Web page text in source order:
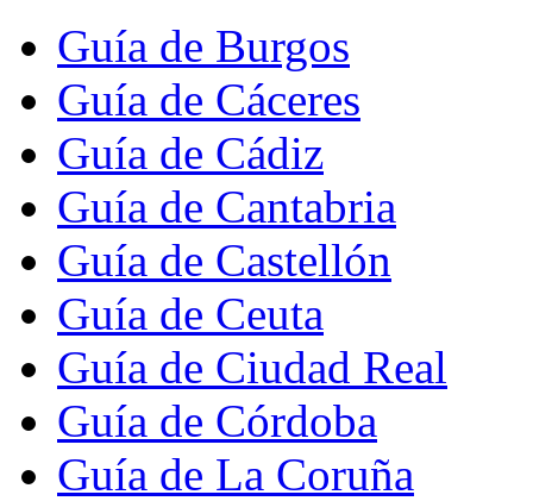
Guía de Burgos
Guía de Cáceres
Guía de Cádiz
Guía de Cantabria
Guía de Castellón
Guía de Ceuta
Guía de Ciudad Real
Guía de Córdoba
Guía de La Coruña